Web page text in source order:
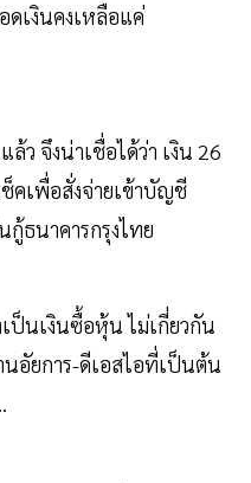
เงินคงเหลือแค่
ล้ว จึงน่าเชื่อได้ว่า เงิน 26
คเพื่อสั่งจ่ายเข้าบัญชี
ธนาคารกรุงไทย
ป็นเงินซื้อหุ้น ไม่เกี่ยวกัน
อัยการ-ดีเอสไอที่เป็นต้น